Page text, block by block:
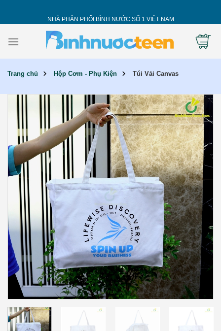
NHÀ PHÂN PHỐI BÌNH NƯỚC SỐ 1 VIỆT NAM
Trang chủ Hộp Cơm - Phụ Kiện Túi Vải Canvas